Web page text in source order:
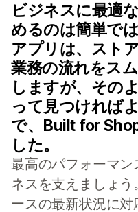
ビジネスに最適
めるのは簡単で
アプリは、スト
業務の流れをス
しますが、その
って見つければ
で、Built for
した。
最高のパフォーマ
ネスを支えましょ
ースの最新状況に